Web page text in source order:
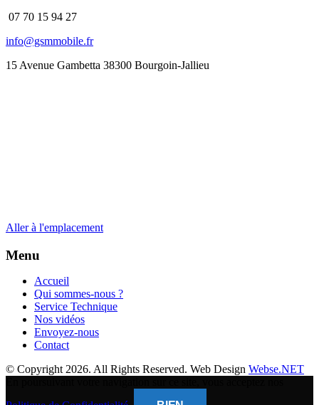
07 70 15 94 27
info@gsmmobile.fr
15 Avenue Gambetta 38300 Bourgoin-Jallieu
Aller à l'emplacement
Menu
Accueil
Qui sommes-nous ?
Service Technique
Nos vidéos
Envoyez-nous
Contact
© Copyright 2026. All Rights Reserved. Web Design Webse.NET